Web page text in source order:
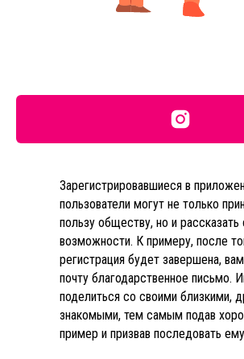
Зарегистрировавшиеся в
пользователи могут не только
пользу обществу, но и рассказать
возможности. К примеру, после
регистрация будет завершена,
почту благодарственное письмо.
поделиться со своими близкими,
знакомыми, тем самым подав
пример и призвав последовать
регистрируется порядка 1500
тратится на помощь и поддержку семей.
Количество присоединившихся в
инициативе людей можно увидеть на сайте
indrug.me/intro.
Совершать добрые дела стало так